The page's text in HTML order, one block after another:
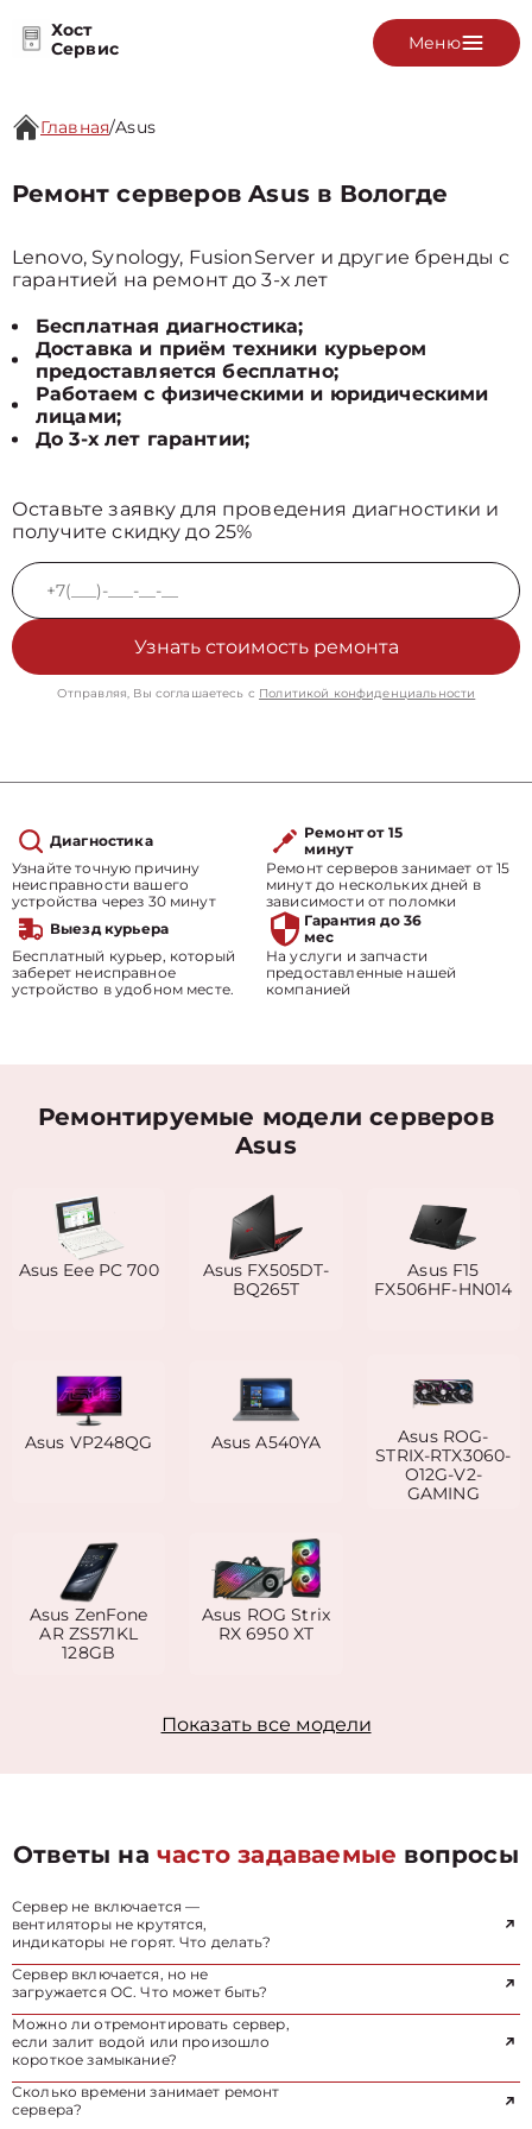
Хост
Сервис
Меню
Главная/Asus
Ремонт серверов Asus в Вологде
Lenovo, Synology, FusionServer и другие бренды с
гарантией на ремонт до 3-х лет
Бесплатная диагностика;
Доставка и приём техники курьером
предоставляется бесплатно;
Работаем с физическими и юридическими
лицами;
До 3-х лет гарантии;
Оставьте заявку для проведения диагностики и
получите скидку до 25%
Узнать стоимость ремонта
Отправляя, Вы соглашаетесь с Политикой конфиденциальности
Диагностика
Узнайте точную причину
неисправности вашего
устройства через 30 минут
Ремонт от 15
минут
Ремонт серверов занимает от 15
минут до нескольких дней в
зависимости от поломки
Выезд курьера
Бесплатный курьер, который
заберет неисправное
устройство в удобном месте.
Гарантия до 36
мес
На услуги и запчасти
предоставленные нашей
компанией
Ремонтируемые модели серверов
Asus
Asus Eee PC 700
Asus FX505DT-
BQ265T
Asus F15
FX506HF-HN014
Asus VP248QG Asus A540YA
Asus ROG-
STRIX-RTX3060-
O12G-V2-
GAMING
Asus ZenFone
AR ZS571KL
128GB
Asus ROG Strix
RX 6950 XT
Показать все модели
Ответы начасто задаваемые вопросы
Сервер не включается —
вентиляторы не крутятся,
индикаторы не горят. Что делать?
Сервер включается, но не
загружается ОС. Что может быть?
Можно ли отремонтировать сервер,
если залит водой или произошло
короткое замыкание?
Сколько времени занимает ремонт
сервера?